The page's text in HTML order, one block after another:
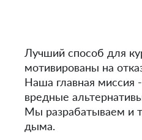
Лучший способ для
мотивированы на
Наша главная миссия
вредные
Мы разрабатываем и
дыма.